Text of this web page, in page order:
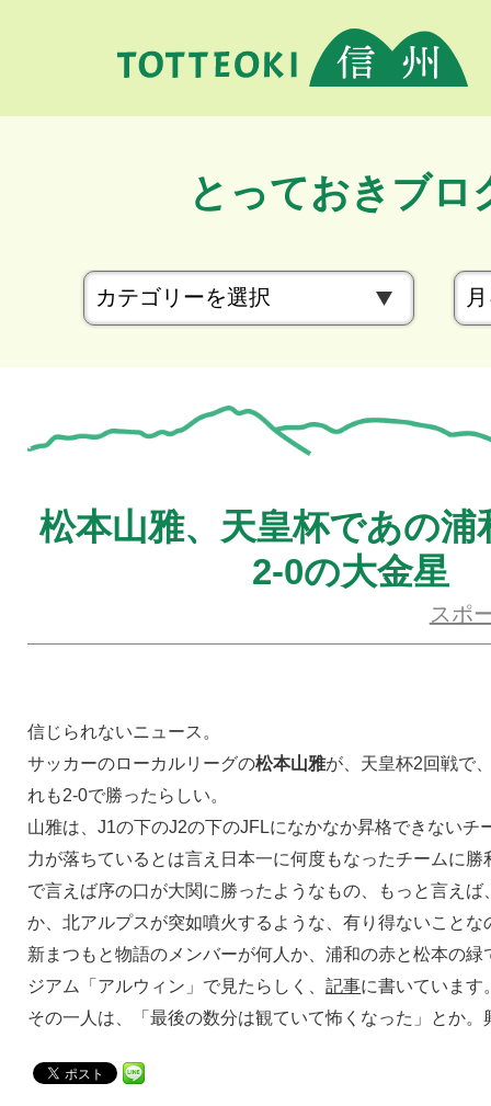
とっておきブロ
カ
テ
リ
ー
松本山雅、天皇杯であの浦
2-0の大金星
スポ
信じられないニュース。
サッカーのローカルリーグの松本山雅が、天皇杯2回戦で
れも2-0で勝ったらしい。
山雅は、J1の下のJ2の下のJFLになかなか昇格できないチ
力が落ちているとは言え日本一に何度もなったチームに勝
で言えば序の口が大関に勝ったようなもの、もっと言えば
か、北アルプスが突如噴火するような、有り得ないことな
新まつもと物語のメンバーが何人か、浦和の赤と松本の緑
ジアム「アルウィン」で見たらしく、記事に書いています
その一人は、「最後の数分は観ていて怖くなった」とか。